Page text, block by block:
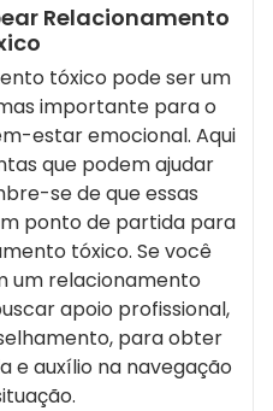
Relacionamento
tóxico pode ser um
importante para o
estar emocional. Aqui
que podem ajudar
se de que essas
ponto de partida para
tóxico. Se você
um relacionamento
apoio profissional,
para obter
e auxílio na navegação